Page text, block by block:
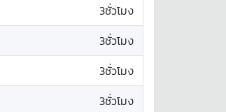
3ชั่วโมง
3ชั่วโมง
3ชั่วโมง
3ชั่วโมง